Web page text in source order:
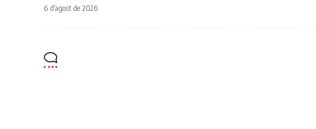
6 d'agost de 2026